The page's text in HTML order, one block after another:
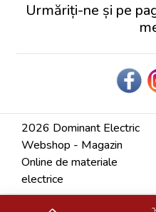
Urmăriți-ne și pe
2026 Dominant Electric
Webshop - Magazin
Online de materiale
electrice